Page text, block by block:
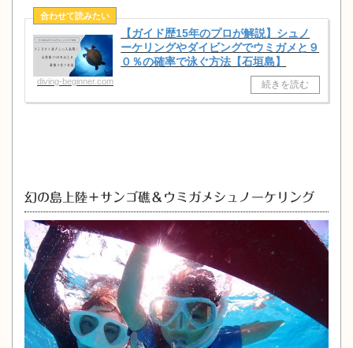
【ガイド歴15年のプロが解説】シュノ
ーケリングやダイビングでウミガメと９
０％の確率で泳ぐ方法【石垣島】
diving-beginner.com
幻の島上陸＋サンゴ礁＆ウミガメシュノーケリング